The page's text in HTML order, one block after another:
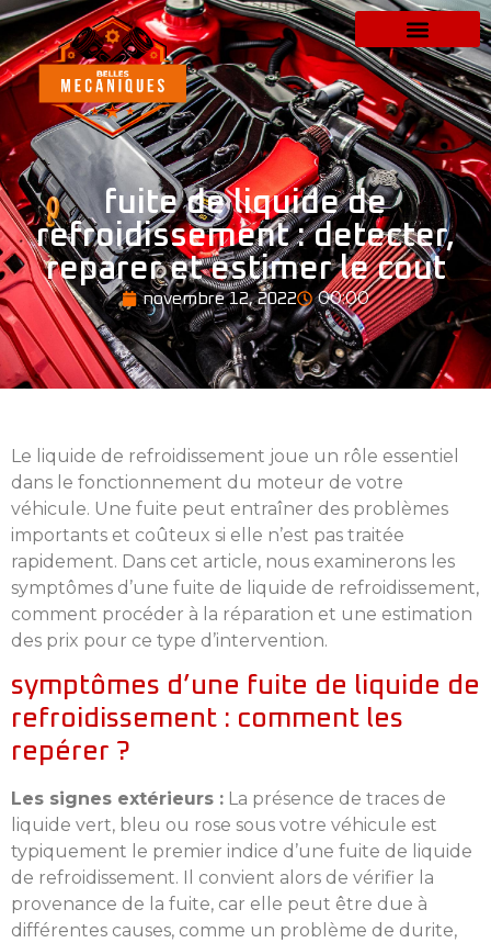
fuite de liquide de
refroidissement : detecter,
reparer et estimer le cout
novembre 12, 2022 00:00
Le liquide de refroidissement joue un rôle essentiel
dans le fonctionnement du moteur de votre
véhicule. Une fuite peut entraîner des problèmes
importants et coûteux si elle n’est pas traitée
rapidement. Dans cet article, nous examinerons les
symptômes d’une fuite de liquide de refroidissement,
comment procéder à la réparation et une estimation
des prix pour ce type d’intervention.
symptômes d’une fuite de liquide de
refroidissement : comment les
repérer ?
Les signes extérieurs : La présence de traces de
liquide vert, bleu ou rose sous votre véhicule est
typiquement le premier indice d’une fuite de liquide
de refroidissement. Il convient alors de vérifier la
provenance de la fuite, car elle peut être due à
différentes causes, comme un problème de durite,